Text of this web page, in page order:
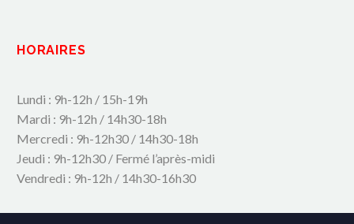
HORAIRES
Lundi : 9h-12h / 15h-19h
Mardi : 9h-12h / 14h30-18h
Mercredi : 9h-12h30 / 14h30-18h
Jeudi : 9h-12h30 / Fermé l’après-midi
Vendredi : 9h-12h / 14h30-16h30